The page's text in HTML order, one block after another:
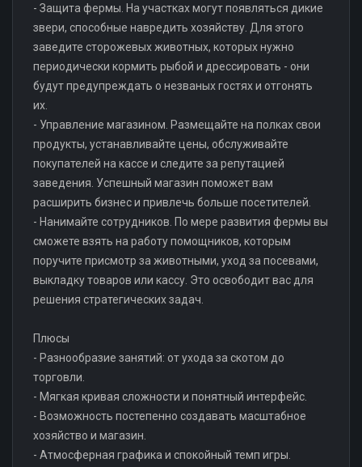
- Защита фермы. На участках могут появляться дикие
звери, способные навредить хозяйству. Для этого
заведите сторожевых животных, которых нужно
периодически кормить рыбой и дрессировать - они
будут предупреждать о незваных гостях и отгонять
их.
- Управление магазином. Размещайте на полках свои
продукты, устанавливайте цены, обслуживайте
покупателей на кассе и следите за репутацией
заведения. Успешный магазин поможет вам
расширить бизнес и привлечь больше посетителей.
- Нанимайте сотрудников. По мере развития фермы вы
сможете взять на работу помощников, которым
поручите присмотр за животными, уход за посевами,
выкладку товаров или кассу. Это освободит вас для
решения стратегических задач.
Плюсы
- Разнообразие занятий: от ухода за скотом до
торговли.
- Мягкая кривая сложности и понятный интерфейс.
- Возможность постепенно создавать масштабное
хозяйство и магазин.
- Атмосферная графика и спокойный темп игры.